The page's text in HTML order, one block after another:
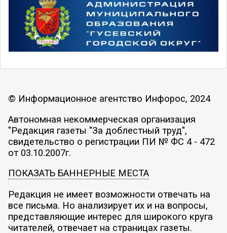
© Информационное агентство Инфорос, 2024
Автономная некоммерческая организация
"Редакция газеты "За доблестный труд",
свидетельство о регистрации ПИ № ФС 4 - 472
от 03.10.2007г.
ПОКАЗАТЬ БАННЕРНЫЕ МЕСТА
Редакция не имеет возможности отвечать на
все письма. Но анализирует их и на вопросы,
представляющие интерес для широкого круга
читателей, отвечает на страницах газеты.